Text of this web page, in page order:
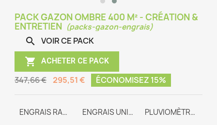
PACK GAZON OMBRE 400 M² - CRÉATION &
ENTRETIEN (packs-gazon-engrais)
 VOIR CE PACK
 ACHETER CE PACK
347,66 € 295,51 € ÉCONOMISEZ 15%
ENGRAIS RACINAIRE ENGRAIS UNIVERSEL TEAM-WAY PLUVIOMÈTRE GRADUÉ